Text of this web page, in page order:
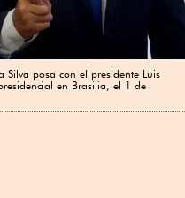
Silva posa con el presidente Luis
en Brasilia, el 1 de